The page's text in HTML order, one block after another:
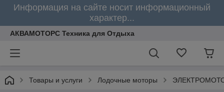
Информация на сайте носит информационный
характер...
АКВАМОТОРС Техника для Отдыха
Товары и услуги Лодочные моторы